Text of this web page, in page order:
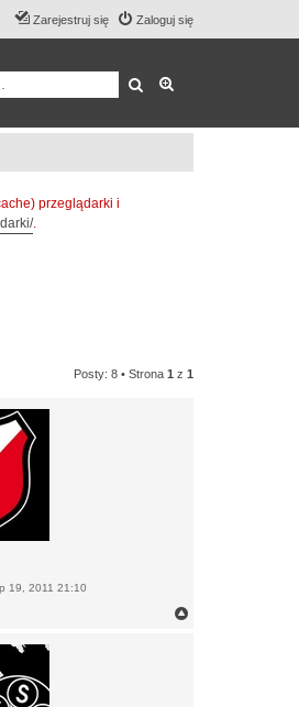
Zaloguj się
Zarejestruj się
Szukaj
przeglądarki i
.
Posty: 8 • Strona 1 z 1
19, 2011 21:10